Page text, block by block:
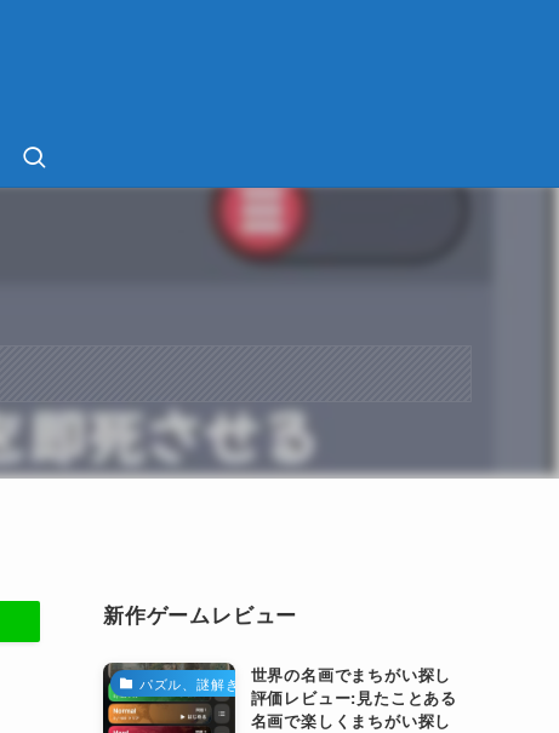
新作ゲームレビュー
パズル、謎解き
世界の名画でまちがい探し
評価レビュー:見たことある
名画で楽しくまちがい探し